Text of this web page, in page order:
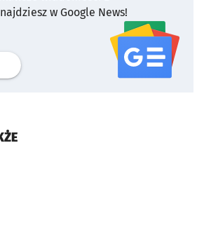
w Google News!
profil serwisu